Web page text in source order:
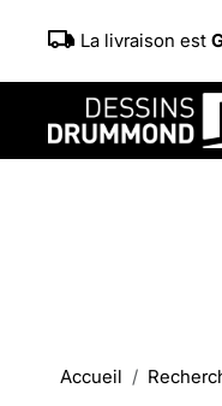
La livraison est
Accueil